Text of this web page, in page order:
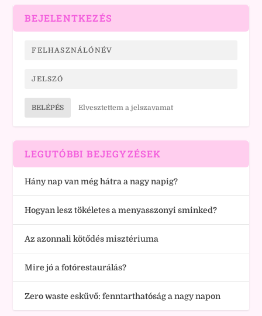
BEJELENTKEZÉS
BELÉPÉS Elvesztettem a jelszavamat
LEGUTÓBBI BEJEGYZÉSEK
Hány nap van még hátra a nagy napig?
Hogyan lesz tökéletes a menyasszonyi sminked?
Az azonnali kötődés misztériuma
Mire jó a fotórestaurálás?
Zero waste esküvő: fenntarthatóság a nagy napon